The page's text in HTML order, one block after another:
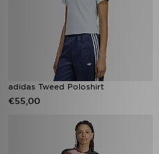
adidas Tweed Poloshirt
€55,00